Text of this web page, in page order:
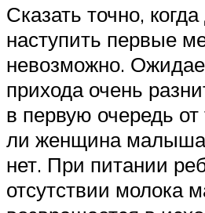
Сказать точно,
наступить первые
невозможно.
прихода очень
в первую очередь от
ли женщина малыша
нет. При питании
отсутствии молока